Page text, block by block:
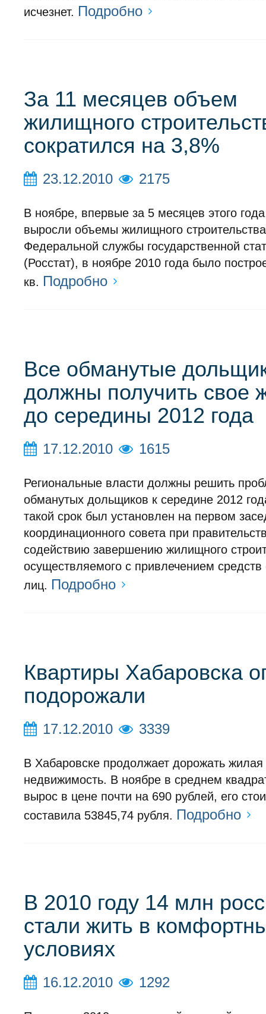
исчезнет. Подробно
За 11 месяцев объем
жилищного
сократился на 3,8%
23.12.2010 2175
В ноябре, впервые за 5 месяцев этого
выросли объемы жилищного
Федеральной службы государственной
(Росстат), в ноябре 2010 года было
кв. Подробно
Все обманутые
должны получить свое
до середины 2012 года
17.12.2010 1615
Региональные власти должны решить
обманутых дольщиков к середине 2012
такой срок был установлен на первом
координационного совета при
содействию завершению жилищного
осуществляемого с привлечением средств
лиц. Подробно
Квартиры Хабаровска
подорожали
17.12.2010 3339
В Хабаровске продолжает дорожать жилая
недвижимость. В ноябре в среднем
вырос в цене почти на 690 рублей, его
составила 53845,74 рубля. Подробно
В 2010 году 14 млн
стали жить в
условиях
16.12.2010 1292